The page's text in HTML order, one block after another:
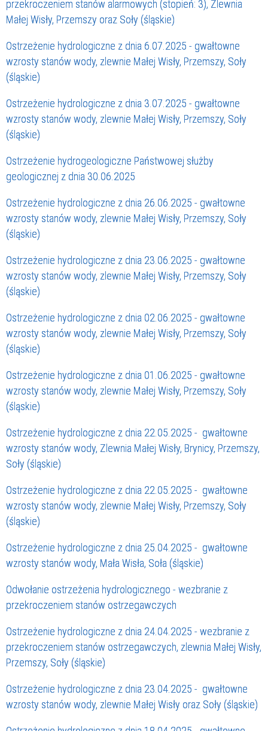
przekroczeniem stanów alarmowych (stopień: 3), Zlewnia
Małej Wisły, Przemszy oraz Soły (śląskie)
Ostrzeżenie hydrologiczne z dnia 6.07.2025 - gwałtowne
wzrosty stanów wody, zlewnie Małej Wisły, Przemszy, Soły
(śląskie)
Ostrzeżenie hydrologiczne z dnia 3.07.2025 - gwałtowne
wzrosty stanów wody, zlewnie Małej Wisły, Przemszy, Soły
(śląskie)
Ostrzeżenie hydrogeologiczne Państwowej służby
geologicznej z dnia 30.06.2025
Ostrzeżenie hydrologiczne z dnia 26.06.2025 - gwałtowne
wzrosty stanów wody, zlewnie Małej Wisły, Przemszy, Soły
(śląskie)
Ostrzeżenie hydrologiczne z dnia 23.06.2025 - gwałtowne
wzrosty stanów wody, zlewnie Małej Wisły, Przemszy, Soły
(śląskie)
Ostrzeżenie hydrologiczne z dnia 02.06.2025 - gwałtowne
wzrosty stanów wody, zlewnie Małej Wisły, Przemszy, Soły
(śląskie)
Ostrzeżenie hydrologiczne z dnia 01.06.2025 - gwałtowne
wzrosty stanów wody, zlewnie Małej Wisły, Przemszy, Soły
(śląskie)
Ostrzeżenie hydrologiczne z dnia 22.05.2025 - gwałtowne
wzrosty stanów wody, Zlewnia Małej Wisły, Brynicy, Przemszy,
Soły (śląskie)
Ostrzeżenie hydrologiczne z dnia 22.05.2025 - gwałtowne
wzrosty stanów wody, zlewnie Małej Wisły, Przemszy, Soły
(śląskie)
Ostrzeżenie hydrologiczne z dnia 25.04.2025 - gwałtowne
wzrosty stanów wody, Mała Wisła, Soła (śląskie)
Odwołanie ostrzeżenia hydrologicznego - wezbranie z
przekroczeniem stanów ostrzegawczych
Ostrzeżenie hydrologiczne z dnia 24.04.2025 - wezbranie z
przekroczeniem stanów ostrzegawczych, zlewnia Małej Wisły,
Przemszy, Soły (śląskie)
Ostrzeżenie hydrologiczne z dnia 23.04.2025 - gwałtowne
wzrosty stanów wody, zlewnie Małej Wisły oraz Soły (śląskie)